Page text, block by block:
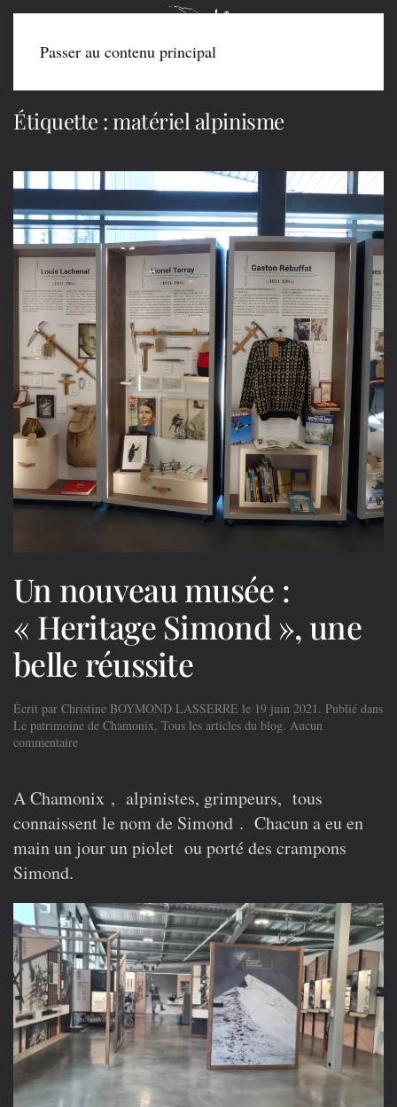
Passer au contenu principal
Étiquette : matériel alpinisme
Un nouveau musée :
« Heritage Simond », une
belle réussite
Écrit par Christine BOYMOND LASSERRE le 19 juin 2021. Publié dans
Le patrimoine de Chamonix, Tous les articles du blog. Aucun
commentairesur
musée
:
« Heritage
Simond »,
une
A Chamonix , alpinistes, grimpeurs, tous
connaissent le nom de Simond . Chacun a eu en
main un jour un piolet ou porté des crampons
Simond.